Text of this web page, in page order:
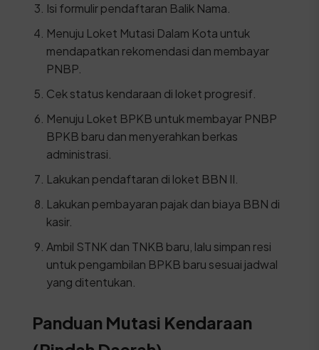
Isi formulir pendaftaran Balik Nama.
Menuju Loket Mutasi Dalam Kota untuk
mendapatkan rekomendasi dan membayar
PNBP.
Cek status kendaraan di loket progresif.
Menuju Loket BPKB untuk membayar PNBP
BPKB baru dan menyerahkan berkas
administrasi.
Lakukan pendaftaran di loket BBN II.
Lakukan pembayaran pajak dan biaya BBN di
kasir.
Ambil STNK dan TNKB baru, lalu simpan resi
untuk pengambilan BPKB baru sesuai jadwal
yang ditentukan.
Panduan Mutasi Kendaraan